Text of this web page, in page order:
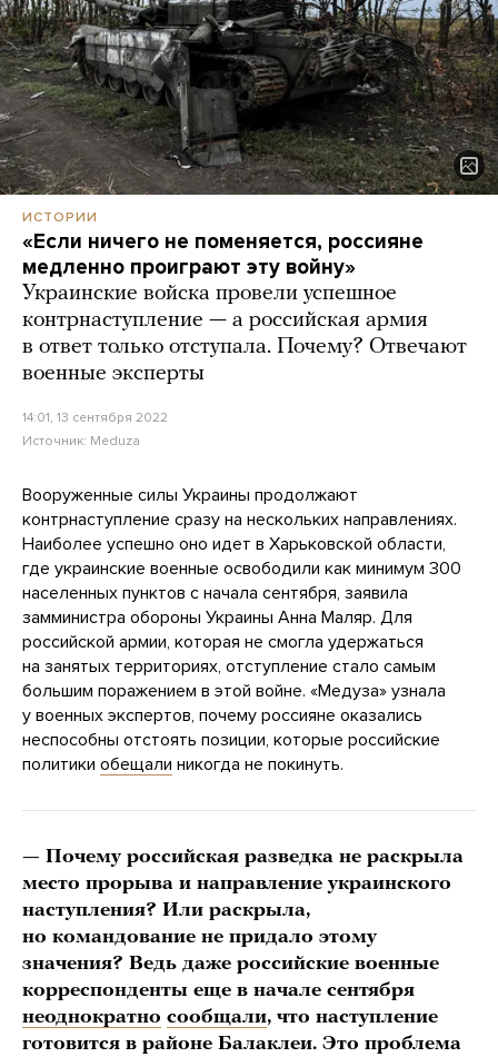
ИСТОРИИ
«Если ничего не поменяется, россияне
медленно проиграют эту войну»
Украинские войска провели успешное
контрнаступление — а российская армия
в ответ только отступала. Почему? Отвечают
военные эксперты
14:01, 13 сентября 2022
Источник: Meduza
Вооруженные силы Украины продолжают
контрнаступление сразу на нескольких направлениях.
Наиболее успешно оно идет в Харьковской области,
где украинские военные освободили как минимум 300
населенных пунктов с начала сентября, заявила
замминистра обороны Украины Анна Маляр. Для
российской армии, которая не смогла удержаться
на занятых территориях, отступление стало самым
большим поражением в этой войне. «Медуза» узнала
у военных экспертов, почему россияне оказались
неспособны отстоять позиции, которые российские
политики обещали никогда не покинуть.
— Почему российская разведка не раскрыла
место прорыва и направление украинского
наступления? Или раскрыла,
но командование не придало этому
значения? Ведь даже российские военные
корреспонденты еще в начале сентября
неоднократно сообщали, что наступление
готовится в районе Балаклеи. Это проблема